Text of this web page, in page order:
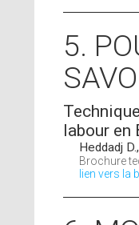
5.
labour en
Heddadj
Brochure
lien vers la